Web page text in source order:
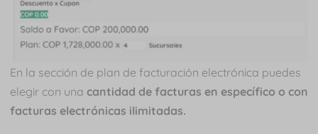
En la sección de plan de facturación electrónica puedes
elegir con una cantidad de facturas en específico o con
facturas electrónicas ilimitadas.